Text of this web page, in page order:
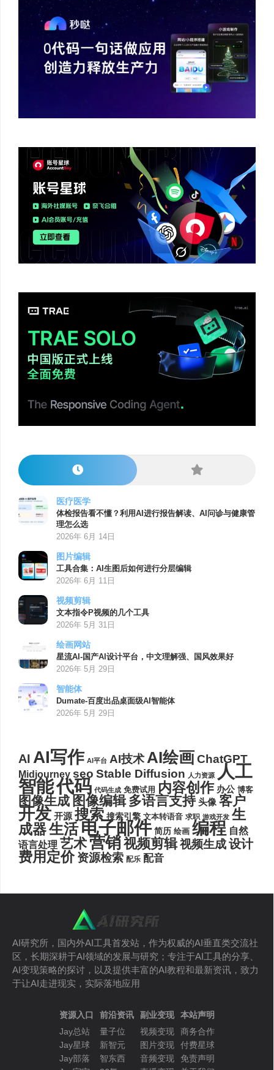
医疗医学
体检报告看不懂？利用AI进行报告解读、AI问诊与健康管
理怎么选
2026年 6月 14日
图片编辑
工具合集：AI生图后如何进行分层编辑
2026年 6月 11日
视频剪辑
文本指令P视频的几个工具
2026年 5月 31日
绘画网站
星流AI-国产AI设计平台，中文理解强、国风效果好
2026年 5月 29日
智能体
Dumate-百度出品桌面级AI智能体
2026年 5月 29日
AI AI写作 AI平台 AI技术AI绘画ChatGPT
Midjourney seo Stable Diffusion 人力资源 人工
智能代码 代码生成 免费试用 内容创作 办公 博客
图像生成 图像编辑 多语言支持 头像 客户
开发 开源 搜索 搜索引擎 文本转语音 求职 游戏开发 生
成器生活电子邮件 简历 绘画 编程 自然
语言处理 艺术营销视频剪辑视频生成设计
费用定价 资源检索 配乐 配音
AI研究所，国内外AI工具首发站，作为权威的AI垂直类交流社
区，长期深耕于AI领域的发展与研究；专注于AI工具的分享、
AI变现策略的探讨，以及提供丰富的AI教程和最新资讯，致力
于让AI走进现实，实际落地应用
资源入口
Jay总站
Jay星球
Jay部落
前沿资讯
量子位
新智元
智东西
副业变现
视频变现
图片变现
音频变现
本站声明
商务合作
付费星球
免责声明